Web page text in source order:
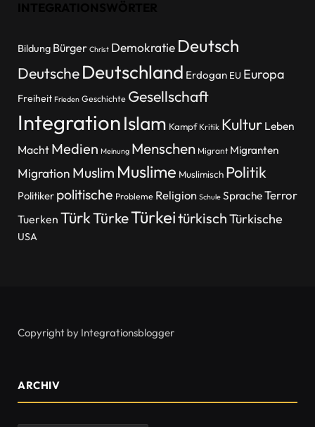
Bildung Bürger Christ Demokratie Deutsch
DeutscheDeutschland Erdogan EU Europa
Freiheit Frieden Geschichte Gesellschaft
IntegrationIslam Kampf Kritik Kultur Leben
Macht Medien Meinung Menschen Migrant Migranten
Migration Muslim Muslime Muslimisch Politik
Politiker politische Probleme Religion Schule SpracheTerror
Tuerken TürkTürkeTürkeitürkischTürkische
USA
Copyright by Integrationsblogger
ARCHIV